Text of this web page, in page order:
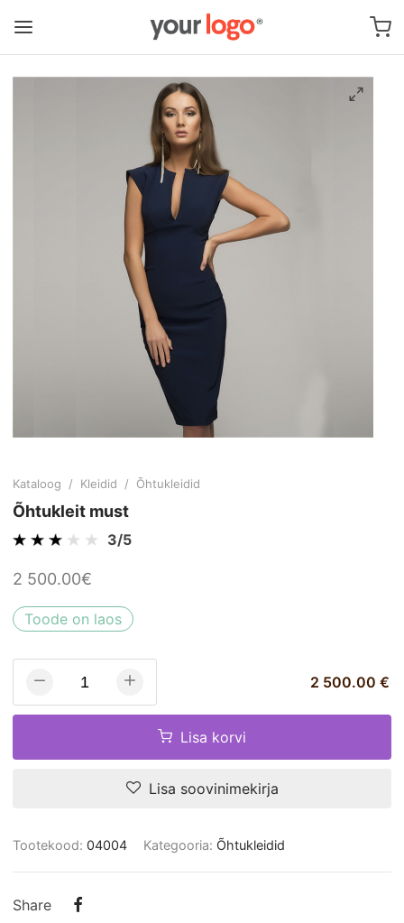
Kataloog / Kleidid / Õhtukleidid
Õhtukleit must
3/5
2 500.00€
Toode on laos
2 500.00 €
Lisa korvi
Lisa soovinimekirja
Tootekood: 04004 Kategooria: Õhtukleidid
Share